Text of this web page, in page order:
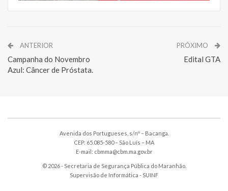
ANTERIOR
Campanha do Novembro
Azul: Câncer de Próstata.
PRÓXIMO
Edital GTA
Avenida dos Portugueses, s/nº – Bacanga.
CEP: 65.085-580 – São Luís – MA
E-mail: cbmma@cbm.ma.gov.br
© 2026 - Secretaria de Segurança Pública do Maranhão.
Supervisão de Informática - SUINF